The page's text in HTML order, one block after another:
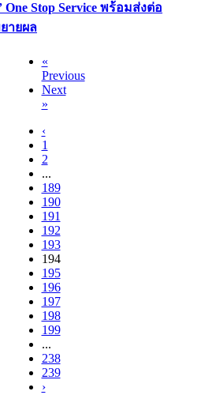
One Stop Service พร้อมส่งต่อ
ายผล
«
Previous
Next
»
‹
1
2
...
189
190
191
192
193
194
195
196
197
198
199
...
238
239
›